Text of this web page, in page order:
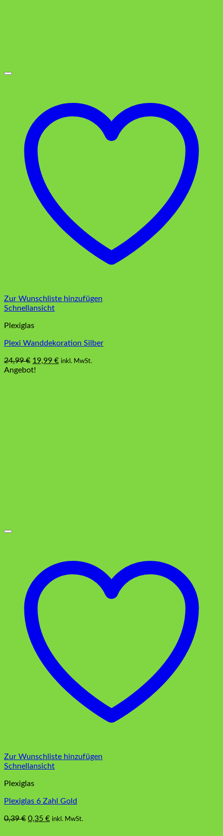
Zur Wunschliste hinzufügen
Schnellansicht
Plexiglas
Plexi Wanddekoration Silber
24,99€ Ursprünglicher
Preis
19,99 €Aktueller
inkl. MwSt.
Angebot!
Zur Wunschliste hinzufügen
Schnellansicht
Plexiglas
Plexiglas 6 Zahl Gold
0,39€ Ursprünglicher
0,35 €Aktueller
inkl. MwSt.